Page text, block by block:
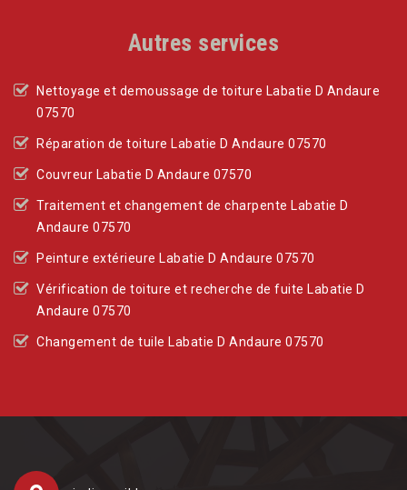
Autres services
Nettoyage et demoussage de toiture Labatie D Andaure
07570
Réparation de toiture Labatie D Andaure 07570
Couvreur Labatie D Andaure 07570
Traitement et changement de charpente Labatie D
Andaure 07570
Peinture extérieure Labatie D Andaure 07570
Vérification de toiture et recherche de fuite Labatie D
Andaure 07570
Changement de tuile Labatie D Andaure 07570